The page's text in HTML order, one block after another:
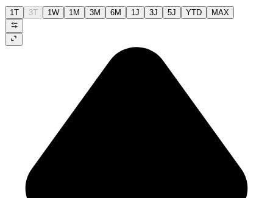
1T 3T 1W 1M 3M 6M 1J 3J 5J YTD MAX